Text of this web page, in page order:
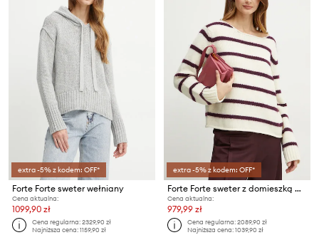
extra -5% z kodem: OFF*
Forte Forte sweter wełniany
Cena aktualna:
1099,90 zł
Cena regularna:2329,90 zł
Najniższa cena:1159,90 zł
extra -5% z kodem: OFF*
Forte Forte sweter z domieszką wełny
Cena aktualna:
979,99 zł
Cena regularna:2089,90 zł
Najniższa cena:1039,90 zł